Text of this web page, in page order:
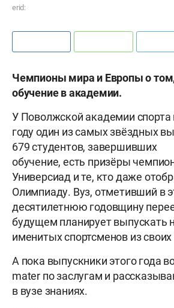
erid:
Чемпионы мира и Европы о
обучение в академии.
У Поволжской академии спорта
году один из самых звёздных
679 студентов, завершивших
обучение, есть призёры
Универсиад и те, кто даже
Олимпиаду. Вуз, отметивший в
десятилетнюю годовщину
будущем планирует выпускать
именитых спортсменов из своих
А пока выпускники этого года
mater по заслугам и
в вузе знаниях.